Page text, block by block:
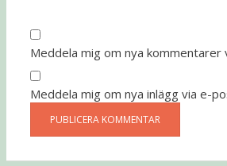
Meddela mig om nya kommentarer
Meddela mig om nya inlägg via e-